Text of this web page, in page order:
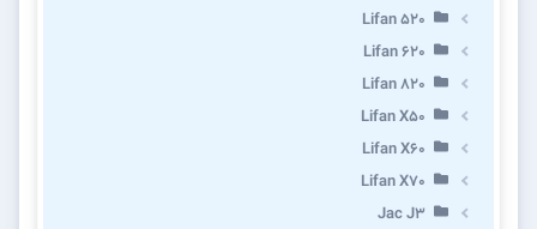
Lifan 520
Lifan 620
Lifan 820
Lifan X50
Lifan X60
Lifan X70
Jac J3